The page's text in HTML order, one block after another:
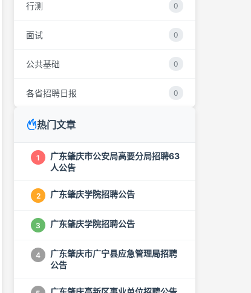
行测 0
面试 0
公共基础 0
各省招聘日报 0
热门文章
1
广东肇庆市公安局高要分局招聘63
人公告
2 广东肇庆学院招聘公告
3 广东肇庆学院招聘公告
4
广东肇庆市广宁县应急管理局招聘
公告